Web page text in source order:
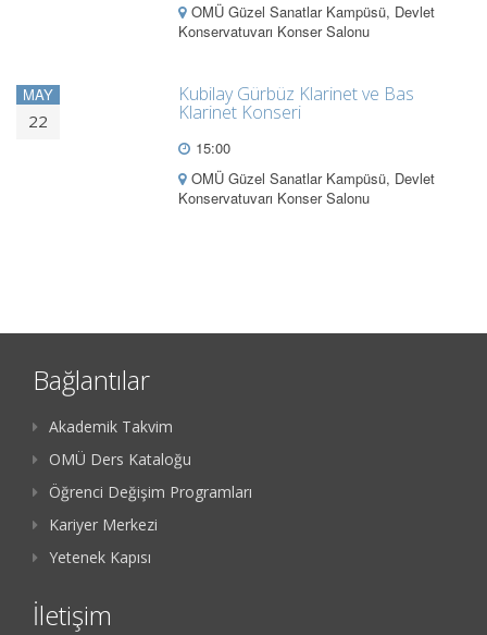
OMÜ Güzel Sanatlar Kampüsü, Devlet
Konservatuvarı Konser Salonu
MAY
22
Kubilay Gürbüz Klarinet ve Bas
Klarinet Konseri
15:00
OMÜ Güzel Sanatlar Kampüsü, Devlet
Konservatuvarı Konser Salonu
Bağlantılar
Akademik Takvim
OMÜ Ders Kataloğu
Öğrenci Değişim Programları
Kariyer Merkezi
Yetenek Kapısı
İletişim